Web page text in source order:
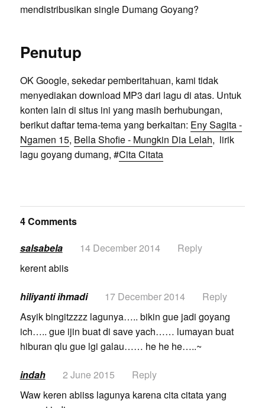
mendistribusikan single Dumang Goyang?
Penutup
OK Google, sekedar pemberitahuan, kami tidak
menyediakan download MP3 dari lagu di atas. Untuk
konten lain di situs ini yang masih berhubungan,
berikut daftar tema-tema yang berkaitan: Eny Sagita -
Ngamen 15, Bella Shofie - Mungkin Dia Lelah, lirik
lagu goyang dumang, #Cita Citata
4 Comments
salsabela
14 December 2014
Reply
kerent abiis
hiliyanti ihmadi 17 December 2014
Reply
Asyik bingitzzzz lagunya….. bikin gue jadi goyang
ich….. gue ijin buat di save yach…… lumayan buat
hiburan qlu gue lgi galau…… he he he…..~
indah 2 June 2015
Reply
Waw keren abiiss lagunya karena cita citata yang